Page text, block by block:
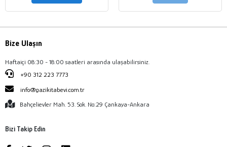
Bize Ulaşın
Haftaiçi 08:30 - 18:00 saatleri arasında ulaşabilirsiniz.
+90 312 223 7773
info@gazikitabevi.com.tr
Bahçelievler Mah. 53. Sok. No:29 Çankaya-Ankara
Bizi Takip Edin